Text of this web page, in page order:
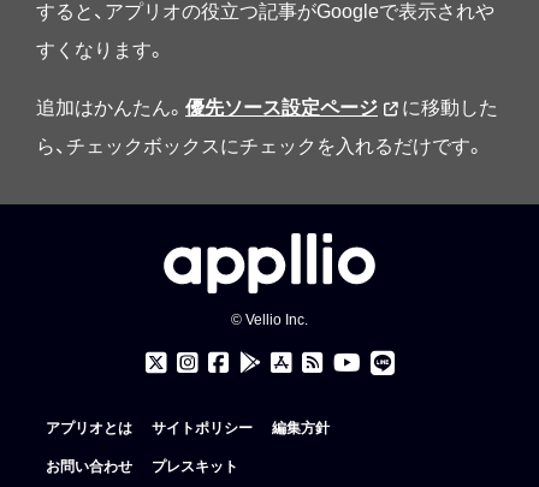
すると、アプリオの役立つ記事がGoogleで表示されや
すくなります。
追加はかんたん。 優先ソース設定ページ
に移動した
ら、チェックボックスにチェックを入れるだけです。
© Vellio Inc.
アプリオとは サイトポリシー 編集方針
お問い合わせ プレスキット